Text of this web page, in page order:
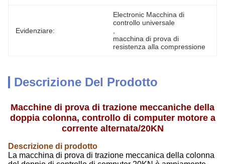
Evidenziare:
Electronic Macchina di
controllo universale
macchina di prova di
resistenza alla compressione
Descrizione Del Prodotto
Macchine di prova di trazione meccaniche della
doppia colonna, controllo di computer motore a
corrente alternata/20KN
Descrizione di prodotto
La macchina di prova di trazione meccanica della colonna